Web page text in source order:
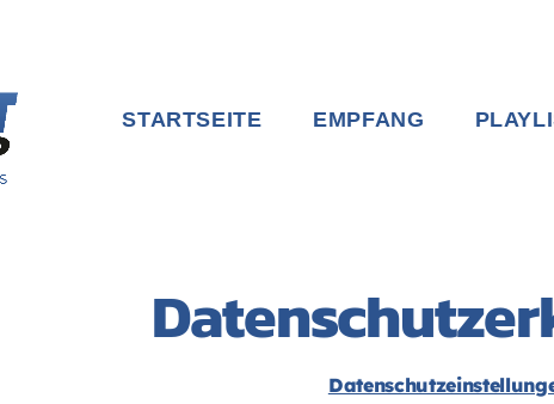
STARTSEITE EMPFANG